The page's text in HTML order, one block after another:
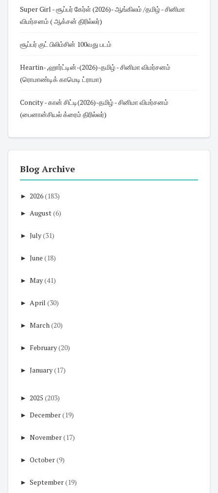
Super Girl - சூப்பர் கேர்ள் (2026)- ஆங்கிலம் /தமிழ் - சினிமா
விமர்சனம் ( ஆக்சன் திரில்லர்)
சூப்பர் குட் பிலிம்சின் 100வது படம்
Heartin- ,ஹார்ட்டின்-(2026)-தமிழ் - சினிமா விமர்சனம்
(ரொமாண்டிக் காமெடி ட்ராமா)
Concity - கான் சிட்டி(2026)-தமிழ் - சினிமா விமர்சனம்
(பைனான்சியல் க்ரைம் திரில்லர்)
Blog Archive
► 2026(183)
► August(6)
► July(31)
► June (18)
► May(41)
► April (30)
► March(20)
► February(20)
► January(17)
► 2025 (203)
► December(19)
► November(17)
► October(9)
► September(19)